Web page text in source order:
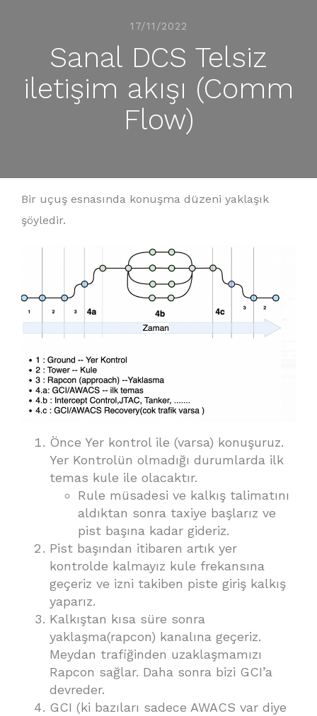
17/11/2022
Sanal DCS Telsiz
iletişim akışı (Comm
Flow)
Bir uçuş esnasında konuşma düzeni yaklaşık
şöyledir.
Önce Yer kontrol ile (varsa) konuşuruz.
Yer Kontrolün olmadığı durumlarda ilk
temas kule ile olacaktır.
Rule müsadesi ve kalkış talimatını
aldıktan sonra taxiye başlarız ve
pist başına kadar gideriz.
Pist başından itibaren artık yer
kontrolde kalmayız kule frekansına
geçeriz ve izni takiben piste giriş kalkış
yaparız.
Kalkıştan kısa süre sonra
yaklaşma(rapcon) kanalına geçeriz.
Meydan trafiğinden uzaklaşmamızı
Rapcon sağlar. Daha sonra bizi GCI’a
devreder.
GCI (ki bazıları sadece AWACS var diye